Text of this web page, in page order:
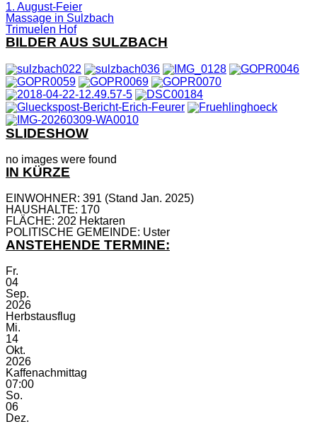
1. August-Feier
Massage in Sulzbach
Trimuelen Hof
BILDER AUS SULZBACH
SLIDESHOW
no images were found
IN KÜRZE
EINWOHNER: 391 (Stand Jan. 2025)
HAUSHALTE: 170
FLÄCHE: 202 Hektaren
POLITISCHE GEMEINDE: Uster
ANSTEHENDE TERMINE:
Fr.
04
Sep.
2026
Herbstausflug
Mi.
14
Okt.
2026
Kaffenachmittag
07:00
So.
06
Dez.